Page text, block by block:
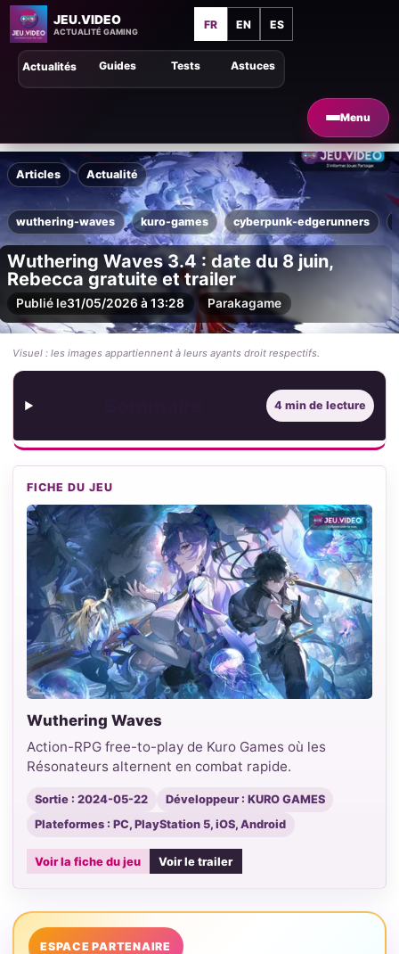
JEU.VIDEO
ACTUALITÉ GAMING
FR EN ES
Menu
Astuces
Guides Tests
Actualités
Articles Actualité
wuthering-waves kuro-games cyberpunk-edgerunners
Wuthering Waves 3.4 : date du 8 juin,
Rebecca gratuite et trailer
Publié le31/05/2026 à 13:28 Parakagame
Visuel : les images appartiennent à leurs ayants droit respectifs.
4 min de lecture
FICHE DU JEU
Wuthering Waves
Action-RPG free-to-play de Kuro Games où les
Résonateurs alternent en combat rapide.
Sortie : 2024-05-22
Développeur : KURO GAMES
Plateformes : PC, PlayStation 5, iOS, Android
Voir la fiche du jeu Voir le trailer
ESPACE PARTENAIRE